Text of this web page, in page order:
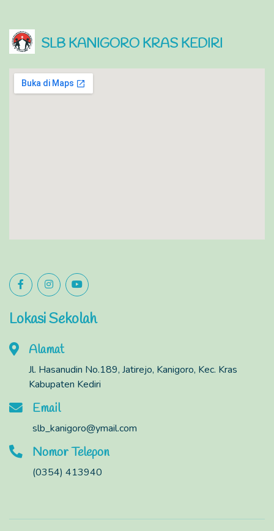
SLB KANIGORO KRAS KEDIRI
Lokasi Sekolah
Alamat
Jl. Hasanudin No.189, Jatirejo, Kanigoro, Kec. Kras
Kabupaten Kediri
Email
slb_kanigoro@ymail.com
Nomor Telepon
(0354) 413940